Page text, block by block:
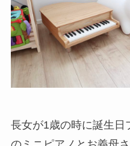
長女が1歳の時に誕生日